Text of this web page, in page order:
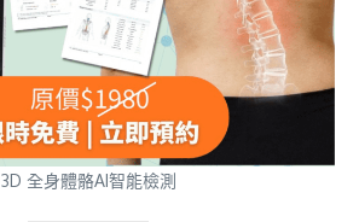
3D 全身體骼AI智能檢測